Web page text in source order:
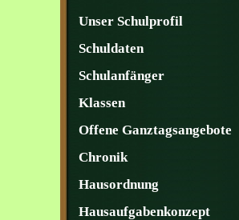
Unser Schulprofil
Schuldaten
Schulanfänger
Klassen
Offene Ganztagsangebote
Chronik
Hausordnung
Hausaufgabenkonzept